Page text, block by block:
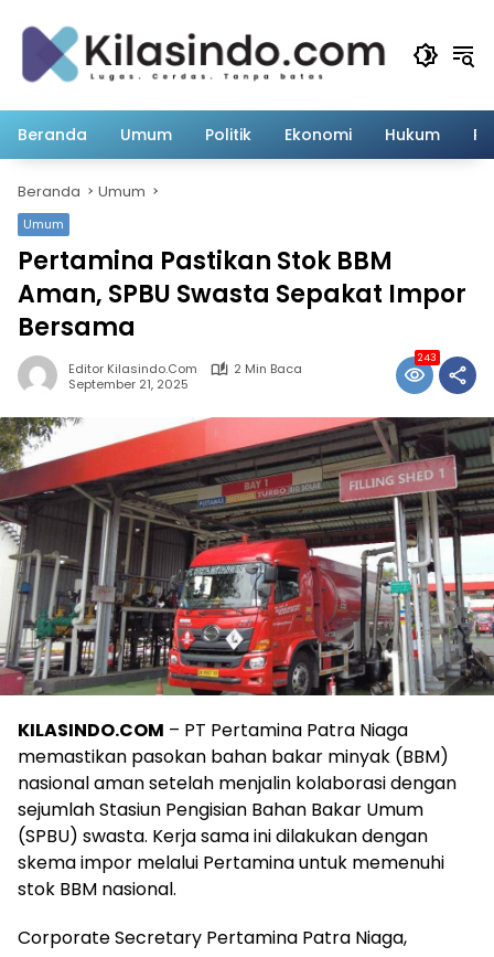
Beranda Umum Politik Ekonomi Hukum
Beranda Umum
Umum
Pertamina Pastikan Stok BBM
Aman, SPBU Swasta Sepakat Impor
Bersama
Editor Kilasindo.com
2 Min Baca
September 21, 2025
243
KILASINDO.COM – PT Pertamina Patra Niaga
memastikan pasokan bahan bakar minyak (BBM)
nasional aman setelah menjalin kolaborasi dengan
sejumlah Stasiun Pengisian Bahan Bakar Umum
(SPBU) swasta. Kerja sama ini dilakukan dengan
skema impor melalui Pertamina untuk memenuhi
stok BBM nasional.
Corporate Secretary Pertamina Patra Niaga,